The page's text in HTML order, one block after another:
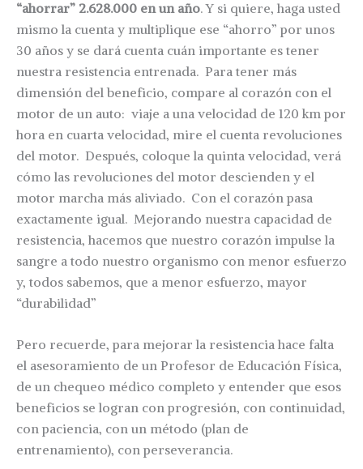
“ahorrar” 2.628.000 en un año. Y si quiere, haga usted
mismo la cuenta y multiplique ese “ahorro” por unos
30 años y se dará cuenta cuán importante es tener
nuestra resistencia entrenada. Para tener más
dimensión del beneficio, compare al corazón con el
motor de un auto: viaje a una velocidad de 120 km por
hora en cuarta velocidad, mire el cuenta revoluciones
del motor. Después, coloque la quinta velocidad, verá
cómo las revoluciones del motor descienden y el
motor marcha más aliviado. Con el corazón pasa
exactamente igual. Mejorando nuestra capacidad de
resistencia, hacemos que nuestro corazón impulse la
sangre a todo nuestro organismo con menor esfuerzo
y, todos sabemos, que a menor esfuerzo, mayor
“durabilidad”
Pero recuerde, para mejorar la resistencia hace falta
el asesoramiento de un Profesor de Educación Física,
de un chequeo médico completo y entender que esos
beneficios se logran con progresión, con continuidad,
con paciencia, con un método (plan de
entrenamiento), con perseverancia.